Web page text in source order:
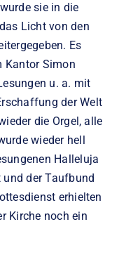
sie in die
Licht von den
Es
Kantor Simon
u. a. mit
der Welt
die Orgel, alle
wieder hell
Halleluja
und der Taufbund
erhielten
Kirche noch ein